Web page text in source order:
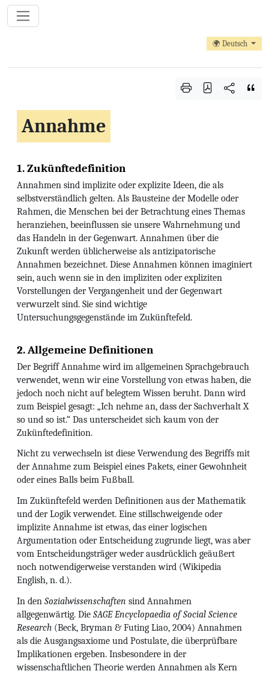
🌍 Deutsch
Annahme
1. Zukünftedefinition
Annahmen sind implizite oder explizite Ideen, die als
selbstverständlich gelten. Als Bausteine der Modelle oder
Rahmen, die Menschen bei der Betrachtung eines Themas
heranziehen, beeinflussen sie unsere Wahrnehmung und
das Handeln in der Gegenwart. Annahmen über die
Zukunft werden üblicherweise als antizipatorische
Annahmen bezeichnet. Diese Annahmen können imaginiert
sein, auch wenn sie in den impliziten oder expliziten
Vorstellungen der Vergangenheit und der Gegenwart
verwurzelt sind. Sie sind wichtige
Untersuchungsgegenstände im Zukünftefeld.
2. Allgemeine Definitionen
Der Begriff Annahme wird im allgemeinen Sprachgebrauch
verwendet, wenn wir eine Vorstellung von etwas haben, die
jedoch noch nicht auf belegtem Wissen beruht. Dann wird
zum Beispiel gesagt: „Ich nehme an, dass der Sachverhalt X
so und so ist.“ Das unterscheidet sich kaum von der
Zukünftedefinition.
Nicht zu verwechseln ist diese Verwendung des Begriffs mit
der Annahme zum Beispiel eines Pakets, einer Gewohnheit
oder eines Balls beim Fußball.
Im Zukünftefeld werden Definitionen aus der Mathematik
und der Logik verwendet. Eine stillschweigende oder
implizite Annahme ist etwas, das einer logischen
Argumentation oder Entscheidung zugrunde liegt, was aber
vom Entscheidungsträger weder ausdrücklich geäußert
noch notwendigerweise verstanden wird (Wikipedia
English, n. d.).
In den Sozialwissenschaften sind Annahmen
allgegenwärtig. Die SAGE Encyclopaedia of Social Science
Research (Beck, Bryman & Futing Liao, 2004) Annahmen
als die Ausgangsaxiome und Postulate, die überprüfbare
Implikationen ergeben. Insbesondere in der
wissenschaftlichen Theorie werden Annahmen als Kern